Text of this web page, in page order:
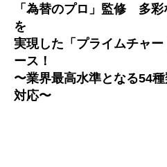
「為替のプロ」監修 多
を
実現した「プライムチャ
ース！
〜業界最高水準となる54
対応〜